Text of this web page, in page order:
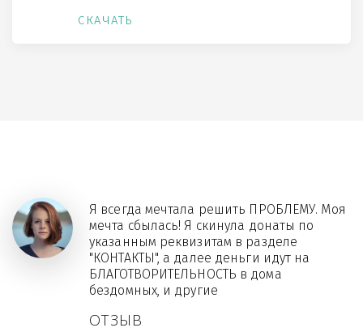
СКАЧАТЬ
ОТЗЫВ
Я всегда мечтала решить ПРОБЛЕМУ. Моя
мечта сбылась! Я скинула донаты по
указанным реквизитам в разделе
"КОНТАКТЫ", а далее деньги идут на
БЛАГОТВОРИТЕЛЬНОСТЬ в дома
бездомных, и другие